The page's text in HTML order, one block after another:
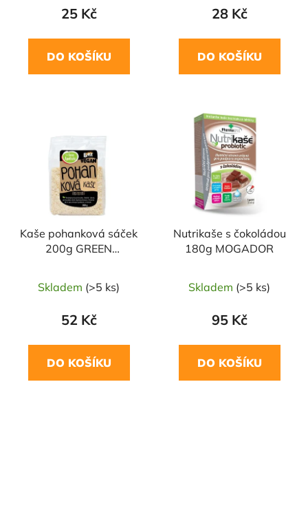
25 Kč
DO KOŠÍKU
28 Kč
DO KOŠÍKU
Kaše pohanková sáček
200g GREEN
Skladem (>5 ks)
52 Kč
DO KOŠÍKU
Nutrikaše s čokoládou
180g MOGADOR
Skladem (>5 ks)
95 Kč
DO KOŠÍKU